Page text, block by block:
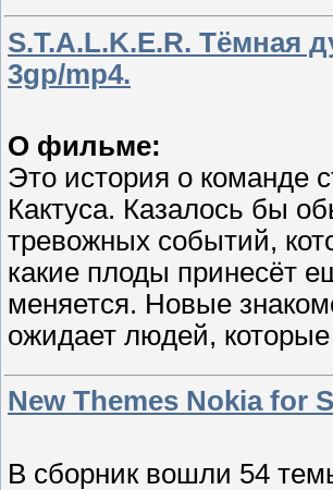
S.T.A.L.K.E.R. Тёмная
3gp/mp4.
О фильме:
Это история о команде
Кактуса. Казалось бы
тревожных событий,
какие плоды принесёт
меняется. Новые
ожидает людей,
New Themes Nokia for
В сборник вошли 54